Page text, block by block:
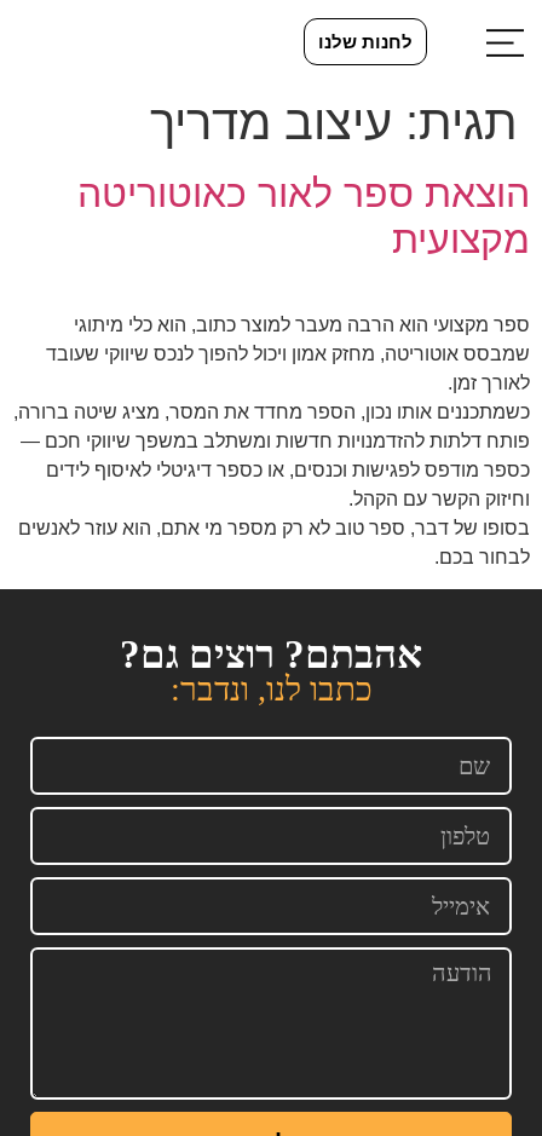
לחנות שלנו
תגית: עיצוב מדריך
הוצאת ספר לאור כאוטוריטה
מקצועית
ספר מקצועי הוא הרבה מעבר למוצר כתוב, הוא כלי מיתוגי
שמבסס אוטוריטה, מחזק אמון ויכול להפוך לנכס שיווקי שעובד
לאורך זמן.
כשמתכננים אותו נכון, הספר מחדד את המסר, מציג שיטה ברורה,
פותח דלתות להזדמנויות חדשות ומשתלב במשפך שיווקי חכם —
כספר מודפס לפגישות וכנסים, או כספר דיגיטלי לאיסוף לידים
וחיזוק הקשר עם הקהל.
בסופו של דבר, ספר טוב לא רק מספר מי אתם, הוא עוזר לאנשים
לבחור בכם.
אהבתם? רוצים גם?
כתבו לנו, ונדבר: